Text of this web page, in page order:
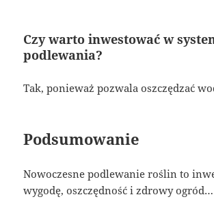
Czy warto inwestować w
podlewania?
Tak, ponieważ pozwala oszczędzać
Podsumowanie
Nowoczesne podlewanie roślin to
wygodę, oszczędność i zdrowy ogród…